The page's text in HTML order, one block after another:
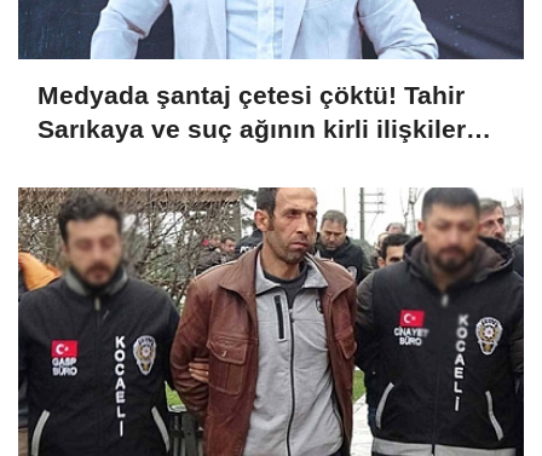
Medyada şantaj çetesi çöktü! Tahir
Sarıkaya ve suç ağının kirli ilişkiler